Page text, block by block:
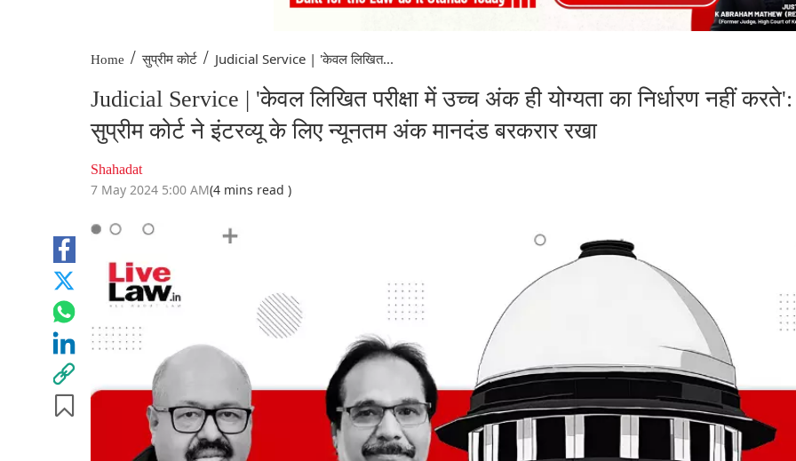
Home / सुप्रीम कोर्ट / Judicial Service | 'केवल लिखित...
Judicial Service | 'केवल लिखित परीक्षा में उच्च अंक ही योग्यता का निर्धारण नहीं करते':
सुप्रीम कोर्ट ने इंटरव्यू के लिए न्यूनतम अंक मानदंड बरकरार रखा
Shahadat
7 May 2024 5:00 AM(4 mins read )